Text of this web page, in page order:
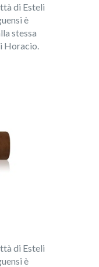
di Esteli
è
stessa
Horacio.
di Esteli
è